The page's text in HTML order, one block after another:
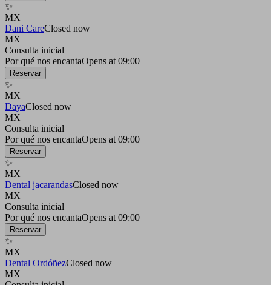
✨
MX
Dani CareClosed now
MX
Consulta inicial
Por qué nos encantaOpens at 09:00
Reservar
✨
MX
DayaClosed now
MX
Consulta inicial
Por qué nos encantaOpens at 09:00
Reservar
✨
MX
Dental jacarandasClosed now
MX
Consulta inicial
Por qué nos encantaOpens at 09:00
Reservar
✨
MX
Dental OrdóñezClosed now
MX